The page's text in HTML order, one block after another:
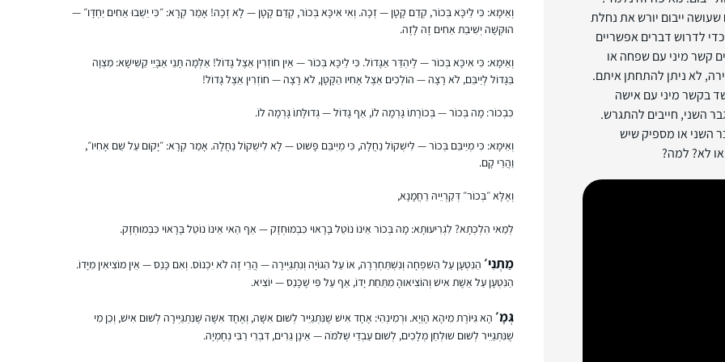
ייבום יורש את נחלת
לדרוש דברים אפשריים
קשר מיני עם שפחה או
לא ניתן להתחתן איתם.
בקשר מיני עם אישה
השני, חייבים להתגרש.
השני או מספיק שיש
או לא? למה?
וְאֵימָא: כִּי לֵיכָּא בְּכוֹר, קְדַם קָטָן — זְכָה. וְאִי אִיכָּא בְּכוֹר, קְדַם קָטָן — לָא זְכָה! אָמַר קְרָא: ״כִּי יֵשְׁבוּ אַחִים יַחְדָּו״ —
הוּקְּשָׁה יְשִׁיבַת אַחִים זֶה לָזֶה.
וְאֵימָא: כִּי אִיכָּא בְּכוֹר — לֶיהְדַּר אַגָּדוֹל. כִּי לֵיכָּא בְּכוֹר — אֵין חוֹזְרִין אֵצֶל גָּדוֹל! אַלְּמָה תָּנֵי אַבָּיֵי קַשִּׁישָׁא: מִצְוָה
בַּגָּדוֹל לְיַיבֵּם, לֹא רָצָה — הוֹלְכִים אֵצֶל אָחִיו הַקָּטָן, לֹא רָצָה — חוֹזְרִין אֵצֶל גָּדוֹל!
כִּבְכוֹר: מָה בְּכוֹר — בְּכוֹרָתוֹ גָּרְמָה לוֹ, אַף גָּדוֹל — גְּדוּלָּתוֹ גָּרְמָה לוֹ.
וְאֵימָא: כִּי מְיַיבֵּם בְּכוֹר — לִישְׁקוֹל נַחֲלָה, כִּי מְיַיבֵּם פָּשׁוּט — לָא לִישְׁקוֹל נַחֲלָה. אָמַר קְרָא: ״יָקוּם עַל שֵׁם אָחִיו״,
וַהֲרֵי קָם.
וְאֶלָּא ״בְּכוֹר״ דְּקַרְיֵיהּ רַחֲמָנָא,
לְמַאי הִלְכְתָא? לִגְרִיעוּתָא: מָה בְּכוֹר אֵינוֹ נוֹטֵל בָּרָאוּי כִּבְמוּחְזָק — אַף הַאי אֵינוֹ נוֹטֵל בָּרָאוּי כִּבְמוּחְזָק.
מַתְנִי׳ הַנִּטְעָן עַל הַשִּׁפְחָה וְנִשְׁתַּחְרְרָה, אוֹ עַל הַגּוֹיָה וְנִתְגַּיְּירָה — הֲרֵי זֶה לֹא יִכְנוֹס. וְאִם כָּנַס — אֵין מוֹצִיאִין מִיָּדוֹ.
הַנִּטְעָן עַל אֵשֶׁת אִישׁ וְהוֹצִיאוּהָ מִתַּחַת יָדוֹ, אַף עַל פִּי שֶׁכָּנַס — יוֹצִיא.
גְּמָ׳ הָא גִּיּוֹרֶת מִיהָא הָוְיָא. וּרְמִינְהִי: אֶחָד אִישׁ שֶׁנִּתְגַּיֵּיר לְשׁוּם אִשָּׁה, וְאֶחָד אִשָּׁה שֶׁנִּתְגַּיְּירָה לְשׁוּם אִישׁ, וְכֵן מִי
שֶׁנִּתְגַּיֵּיר לְשׁוּם שׁוּלְחַן מְלָכִים, לְשׁוּם עַבְדֵי שְׁלֹמֹה — אֵינָן גֵּרִים, דִּבְרֵי רַבִּי נְחֶמְיָה.
A friend in the SF Bay Area said in Dec 2019
when it began in Jan 2020 as part of our
חנה פיוטרקובסקי
למשך כמה ימים ואז היתה לי פריצת דיסק
המשפחה מאוד תומכת בי ויש כמה שגם לומדים
את זה במקביל. אני אוהבת שיש עוגן כל יום.
בית שמש, ישראל